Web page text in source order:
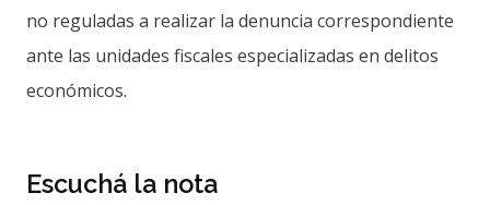
no reguladas a realizar la denuncia correspondiente
ante las unidades fiscales especializadas en delitos
económicos.
Escuchá la nota